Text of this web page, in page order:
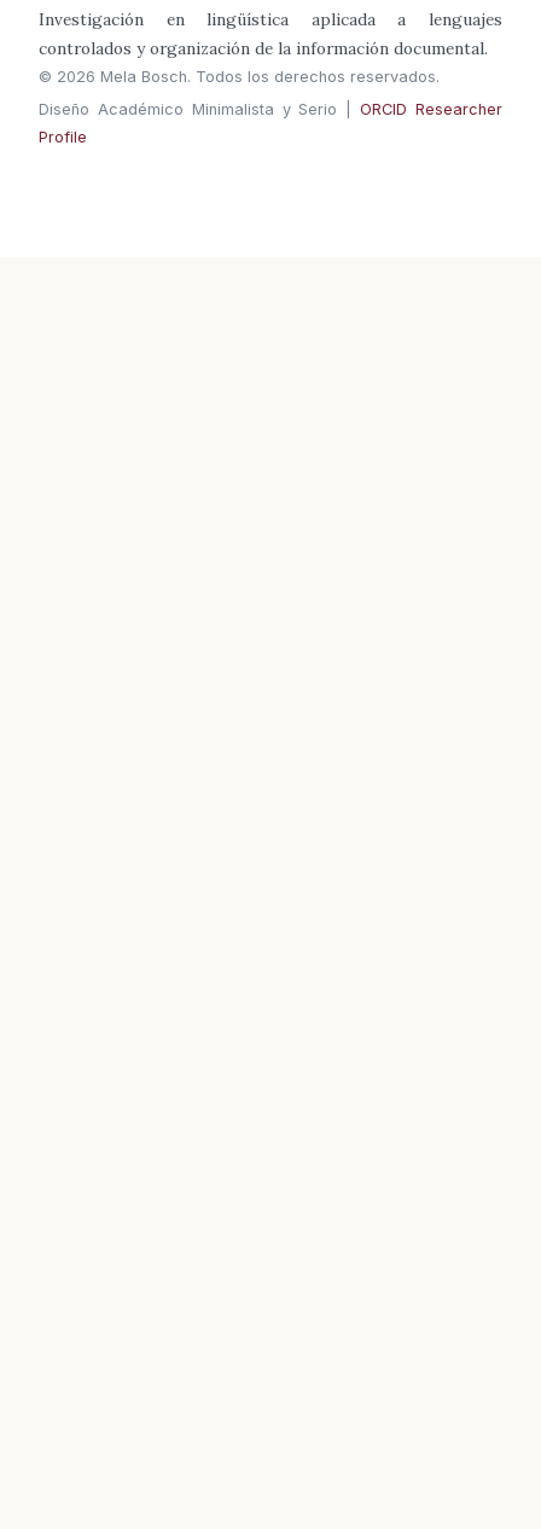
Investigación en lingüística aplicada a lenguajes
controlados y organización de la información documental.
© 2026 Mela Bosch. Todos los derechos reservados.
Diseño Académico Minimalista y Serio |ORCID Researcher
Profile